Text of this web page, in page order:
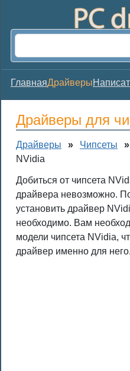
ГлавнаяДрайверы
Драйверы для
Драйверы » Чипсеты »
NVidia
Добиться от чипсета
драйвера невозможно.
установить драйвер
необходимо. Вам
модели чипсета NVidia,
драйвер именно для него.